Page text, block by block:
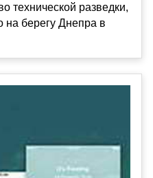
технической разведки,
на берегу Днепра в